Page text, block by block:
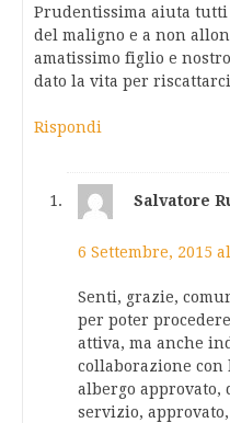
Prudentissima aiuta
del maligno e a non
amatissimo figlio e
dato la vita per
Rispondi
Salvatore
6 Settembre, 2015
Senti, grazie,
per poter
attiva, ma anche
collaborazione
albergo approvato,
servizio,